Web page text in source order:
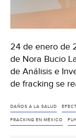
24 de enero de
de Nora Bucio
de Análisis e
de fracking se
DAÑOS A LA SALUD
FRACKING EN MÉXICO